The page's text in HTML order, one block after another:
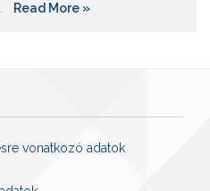
Read More »
vonatkozó adatok